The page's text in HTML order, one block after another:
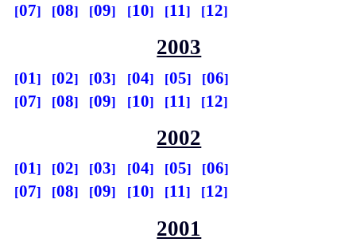
07
08 09 10 11 12
2003
01 02 03 04 05
06
07
08 09 10 11 12
2002
01 02 03 04 05
06
07
08 09 10 11 12
2001